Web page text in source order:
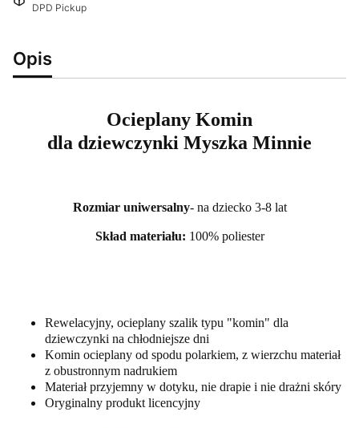
DPD Pickup
Opis
Ocieplany Komin
dla dziewczynki Myszka Minnie
Rozmiar uniwersalny- na dziecko 3-8 lat
Skład materiału: 100% poliester
Rewelacyjny, ocieplany szalik typu "komin" dla
dziewczynki na chłodniejsze dni
Komin ocieplany od spodu polarkiem, z wierzchu materiał
z obustronnym nadrukiem
Materiał przyjemny w dotyku, nie drapie i nie drażni skóry
Oryginalny produkt licencyjny